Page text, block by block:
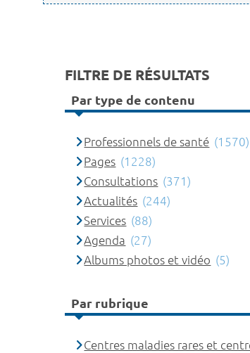
FILTRE DE RÉSULTATS
Par type de contenu
Professionnels de santé (1570)
Pages (1228)
Consultations (371)
Actualités (244)
Services (88)
Agenda (27)
Albums photos et vidéo (5)
Par rubrique
Centres maladies rares et